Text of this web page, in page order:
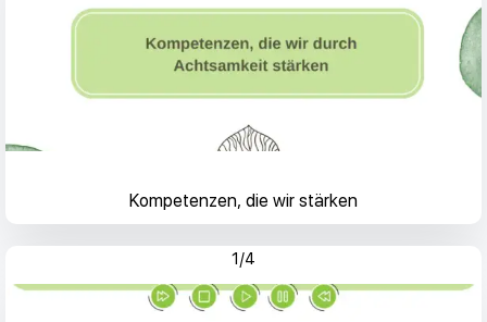
Kompetenzen, die wir stärken
1/4